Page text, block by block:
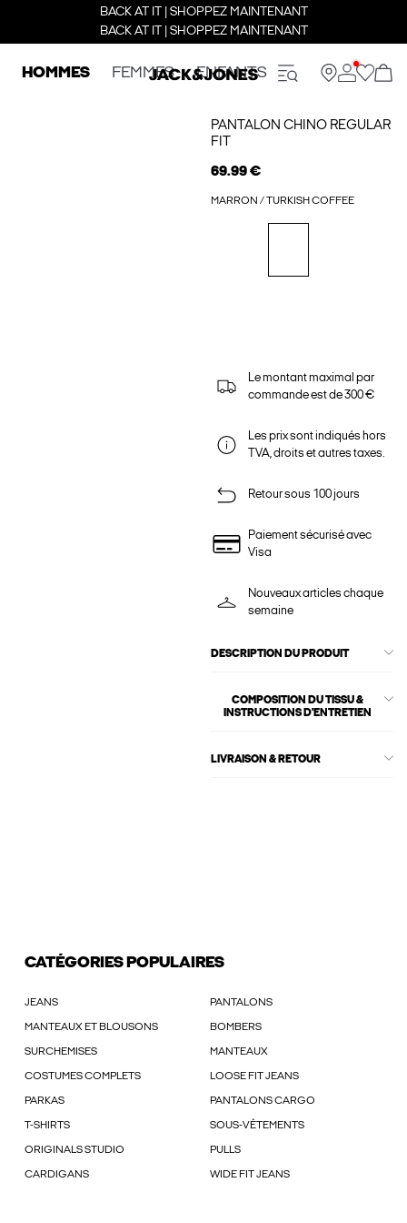
BACK AT IT | SHOPPEZ MAINTENANT
BACK AT IT | SHOPPEZ MAINTENANT
HOMMES FEMMES ENFANTS
PANTALON CHINO REGULAR
FIT
69.99 €
MARRON / TURKISH COFFEE
Le montant maximal par
commande est de 300 €
Les prix sont indiqués hors
TVA, droits et autres taxes.
Retour sous 100 jours
Paiement sécurisé avec
Visa
Nouveaux articles chaque
semaine
DESCRIPTION DU PRODUIT
COMPOSITION DU TISSU &
INSTRUCTIONS D'ENTRETIEN
LIVRAISON & RETOUR
CATÉGORIES POPULAIRES
JEANS PANTALONS
MANTEAUX ET BLOUSONS BOMBERS
SURCHEMISES MANTEAUX
COSTUMES COMPLETS LOOSE FIT JEANS
PARKAS PANTALONS CARGO
T-SHIRTS SOUS-VÊTEMENTS
ORIGINALS STUDIO PULLS
CARDIGANS WIDE FIT JEANS